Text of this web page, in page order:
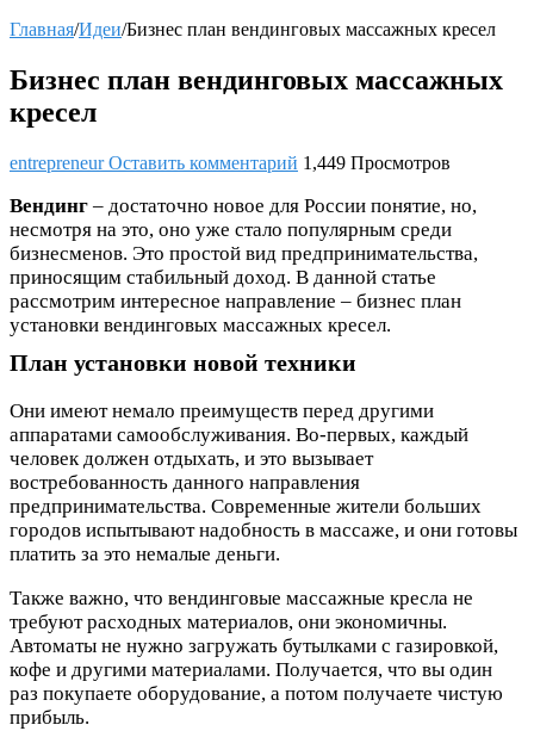
Главная/Идеи/Бизнес план вендинговых массажных кресел
Бизнес план вендинговых массажных
кресел
entrepreneurОставить комментарий 1,449 Просмотров
Вендинг – достаточно новое для России понятие, но,
несмотря на это, оно уже стало популярным среди
бизнесменов. Это простой вид предпринимательства,
приносящим стабильный доход. В данной статье
рассмотрим интересное направление – бизнес план
установки вендинговых массажных кресел.
План установки новой техники
Они имеют немало преимуществ перед другими
аппаратами самообслуживания. Во-первых, каждый
человек должен отдыхать, и это вызывает
востребованность данного направления
предпринимательства. Современные жители больших
городов испытывают надобность в массаже, и они готовы
платить за это немалые деньги.
Также важно, что вендинговые массажные кресла не
требуют расходных материалов, они экономичны.
Автоматы не нужно загружать бутылками с газировкой,
кофе и другими материалами. Получается, что вы один
раз покупаете оборудование, а потом получаете чистую
прибыль.